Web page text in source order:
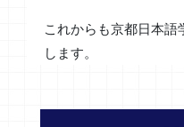
これからも京都日本語
します。